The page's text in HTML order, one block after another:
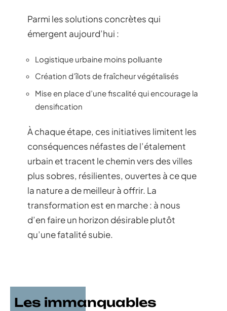
Parmi les solutions concrètes qui
émergent aujourd’hui :
Logistique urbaine moins polluante
Création d’îlots de fraîcheur végétalisés
Mise en place d’une fiscalité qui encourage la
densification
À chaque étape, ces initiatives limitent les
conséquences néfastes de l’étalement
urbain et tracent le chemin vers des villes
plus sobres, résilientes, ouvertes à ce que
la nature a de meilleur à offrir. La
transformation est en marche : à nous
d’en faire un horizon désirable plutôt
qu’une fatalité subie.
Les immanquables